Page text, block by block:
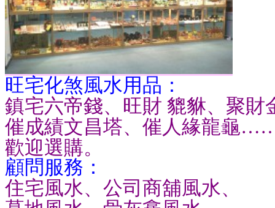
旺宅化煞風水用品：
鎮宅六帝錢、旺財 貔貅、聚財
催成績文昌塔、催人緣龍龜
歡迎選購。
顧問服務：
住宅風水、公司商舖風水、